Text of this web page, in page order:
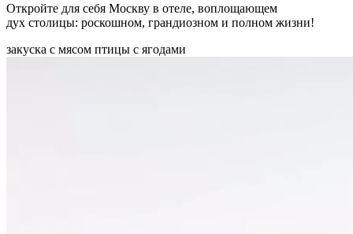
Откройте для себя Москву в отеле, воплощающем
дух столицы: роскошном, грандиозном и полном жизни!
закуска с мясом птицы с ягодами